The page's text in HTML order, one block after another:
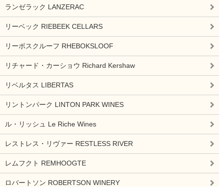
ランゼラック LANZERAC
リーベック RIEBEEK CELLARS
リーボスクルーフ RHEBOKSLOOF
リチャード・カーショウ Richard Kershaw
リベルタス LIBERTAS
リントンパーク LINTON PARK WINES
ル・リッシュ Le Riche Wines
レストレス・リヴァー RESTLESS RIVER
レムフクト REMHOOGTE
ロバートソン ROBERTSON WINERY